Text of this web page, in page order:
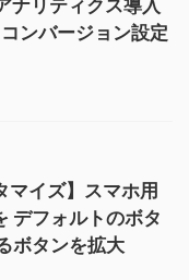
リティクス導入
ンバージョン設定
イズ】スマホ用
デフォルトのボタ
ボタンを拡大